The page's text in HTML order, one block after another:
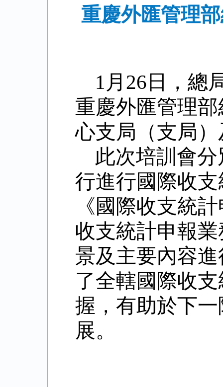
重慶外匯管理
1 月 26 日，總
重慶外匯管理
心支局（支局）
此次培訓會
行進行國際收
《國際收支統
收支統計申報
景及主要內容
了全轄國際收
握，有助於下
展。